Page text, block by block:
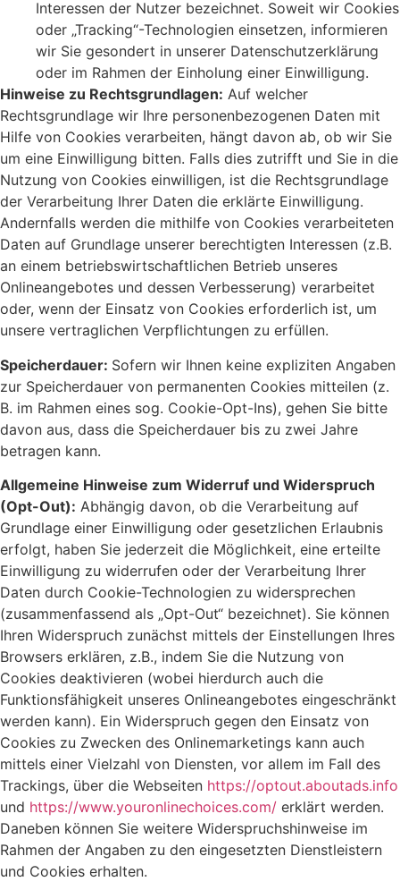
Interessen der Nutzer bezeichnet. Soweit wir Cookies
oder „Tracking“-Technologien einsetzen, informieren
wir Sie gesondert in unserer Datenschutzerklärung
oder im Rahmen der Einholung einer Einwilligung.
Hinweise zu Rechtsgrundlagen: Auf welcher
Rechtsgrundlage wir Ihre personenbezogenen Daten mit
Hilfe von Cookies verarbeiten, hängt davon ab, ob wir Sie
um eine Einwilligung bitten. Falls dies zutrifft und Sie in die
Nutzung von Cookies einwilligen, ist die Rechtsgrundlage
der Verarbeitung Ihrer Daten die erklärte Einwilligung.
Andernfalls werden die mithilfe von Cookies verarbeiteten
Daten auf Grundlage unserer berechtigten Interessen (z.B.
an einem betriebswirtschaftlichen Betrieb unseres
Onlineangebotes und dessen Verbesserung) verarbeitet
oder, wenn der Einsatz von Cookies erforderlich ist, um
unsere vertraglichen Verpflichtungen zu erfüllen.
Speicherdauer: Sofern wir Ihnen keine expliziten Angaben
zur Speicherdauer von permanenten Cookies mitteilen (z.
B. im Rahmen eines sog. Cookie-Opt-Ins), gehen Sie bitte
davon aus, dass die Speicherdauer bis zu zwei Jahre
betragen kann.
Allgemeine Hinweise zum Widerruf und Widerspruch
(Opt-Out): Abhängig davon, ob die Verarbeitung auf
Grundlage einer Einwilligung oder gesetzlichen Erlaubnis
erfolgt, haben Sie jederzeit die Möglichkeit, eine erteilte
Einwilligung zu widerrufen oder der Verarbeitung Ihrer
Daten durch Cookie-Technologien zu widersprechen
(zusammenfassend als „Opt-Out“ bezeichnet). Sie können
Ihren Widerspruch zunächst mittels der Einstellungen Ihres
Browsers erklären, z.B., indem Sie die Nutzung von
Cookies deaktivieren (wobei hierdurch auch die
Funktionsfähigkeit unseres Onlineangebotes eingeschränkt
werden kann). Ein Widerspruch gegen den Einsatz von
Cookies zu Zwecken des Onlinemarketings kann auch
mittels einer Vielzahl von Diensten, vor allem im Fall des
Trackings, über die Webseiten https://optout.aboutads.info
und https://www.youronlinechoices.com/ erklärt werden.
Daneben können Sie weitere Widerspruchshinweise im
Rahmen der Angaben zu den eingesetzten Dienstleistern
und Cookies erhalten.